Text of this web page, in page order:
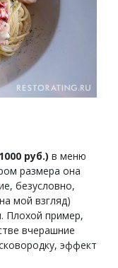
руб.) в меню
размера она
безусловно,
мой взгляд)
Плохой пример,
вчерашние
эффект